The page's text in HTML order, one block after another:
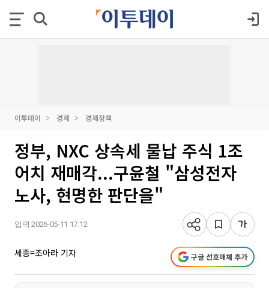
이투데이 경제 경제정책
정부, NXC 상속세 물납 주식 1조
어치 재매각...구윤철 "삼성전자
노사, 현명한 판단을"
입력 2026-05-11 17:12
세종=조아라 기자 구글 선호매체 추가